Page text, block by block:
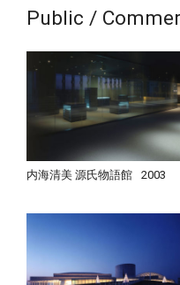
Public /
内海清美 源氏物語館 2003